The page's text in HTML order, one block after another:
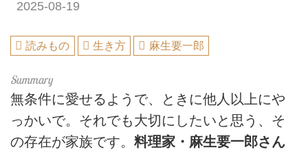
2025-08-19
読みもの 生き方 麻生要一郎
無条件に愛せるようで、ときに他人以上にや
っかいで。それでも大切にしたいと思う、そ
の存在が家族です。 料理家・麻生要一郎さん